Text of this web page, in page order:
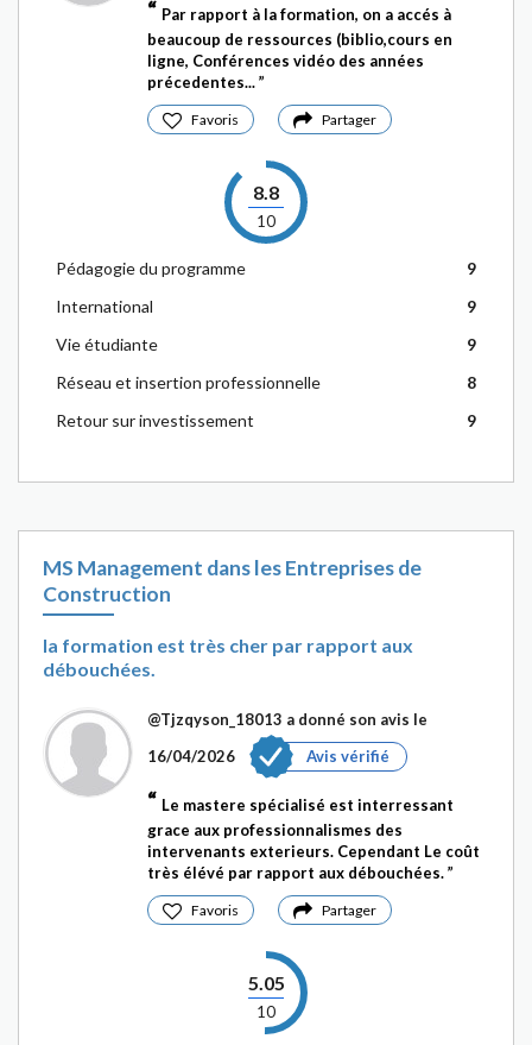
Par rapport à la formation, on a accés à
beaucoup de ressources (biblio,cours en
ligne, Conférences vidéo des années
précedentes...
Favoris Partager
8.8
10
Pédagogie du programme
9
International
9
Vie étudiante
9
Réseau et insertion professionnelle
8
Retour sur investissement
9
MS Management dans les Entreprises de
Construction
la formation est très cher par rapport aux
débouchées.
@Tjzqyson_18013 a donné son avis le
16/04/2026
Avis vérifié
Le mastere spécialisé est interressant
grace aux professionnalismes des
intervenants exterieurs. Cependant Le coût
très élévé par rapport aux débouchées.
Favoris Partager
5.05
10